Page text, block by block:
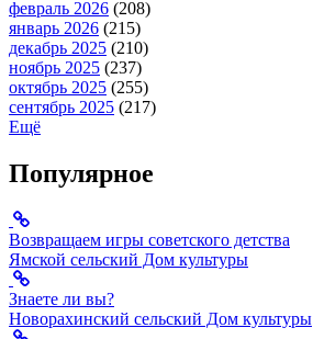
февраль 2026 (208)
январь 2026 (215)
декабрь 2025 (210)
ноябрь 2025 (237)
октябрь 2025 (255)
сентябрь 2025 (217)
Ещё
Популярное
Возвращаем игры советского детства
Ямской сельский Дом культуры
Знаете ли вы?
Новорахинский сельский Дом культуры